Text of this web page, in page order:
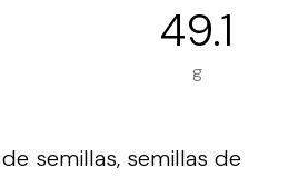
49.1
g
semillas, semillas de